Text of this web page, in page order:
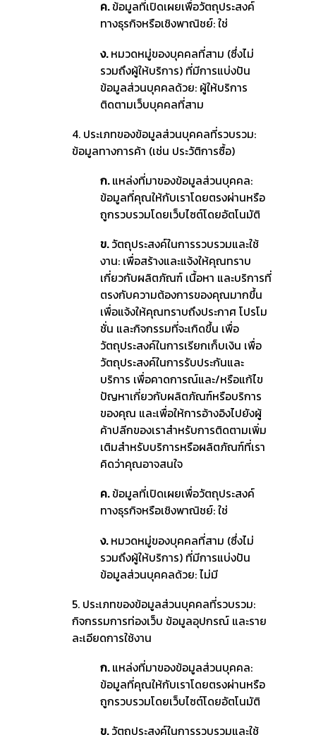
ค.ข้อมูลที่เปิดเผยเพื่อวัตถุประสงค์
ทางธุรกิจหรือเชิงพาณิชย์: ใช่
ง.หมวดหมู่ของบุคคลที่สาม (ซึ่งไม่
รวมถึงผู้ให้บริการ) ที่มีการแบ่งปัน
ข้อมูลส่วนบุคคลด้วย: ผู้ให้บริการ
ติดตามเว็บบุคคลที่สาม
4. ประเภทของข้อมูลส่วนบุคคลที่รวบรวม:
ข้อมูลทางการค้า (เช่น ประวัติการซื้อ)
ก.แหล่งที่มาของข้อมูลส่วนบุคคล:
ข้อมูลที่คุณให้กับเราโดยตรงผ่านหรือ
ถูกรวบรวมโดยเว็บไซต์โดยอัตโนมัติ
ข.วัตถุประสงค์ในการรวบรวมและใช้
งาน: เพื่อสร้างและแจ้งให้คุณทราบ
เกี่ยวกับผลิตภัณฑ์ เนื้อหา และบริการที่
ตรงกับความต้องการของคุณมากขึ้น
เพื่อแจ้งให้คุณทราบถึงประกาศ โปรโม
ชั่น และกิจกรรมที่จะเกิดขึ้น เพื่อ
วัตถุประสงค์ในการเรียกเก็บเงิน เพื่อ
วัตถุประสงค์ในการรับประกันและ
บริการ เพื่อคาดการณ์และ/หรือแก้ไข
ปัญหาเกี่ยวกับผลิตภัณฑ์หรือบริการ
ของคุณ และเพื่อให้การอ้างอิงไปยังผู้
ค้าปลีกของเราสำหรับการติดตามเพิ่ม
เติมสำหรับบริการหรือผลิตภัณฑ์ที่เรา
คิดว่าคุณอาจสนใจ
ค.ข้อมูลที่เปิดเผยเพื่อวัตถุประสงค์
ทางธุรกิจหรือเชิงพาณิชย์: ใช่
ง.หมวดหมู่ของบุคคลที่สาม (ซึ่งไม่
รวมถึงผู้ให้บริการ) ที่มีการแบ่งปัน
ข้อมูลส่วนบุคคลด้วย: ไม่มี
5. ประเภทของข้อมูลส่วนบุคคลที่รวบรวม:
กิจกรรมการท่องเว็บ ข้อมูลอุปกรณ์ และราย
ละเอียดการใช้งาน
ก.แหล่งที่มาของข้อมูลส่วนบุคคล:
ข้อมูลที่คุณให้กับเราโดยตรงผ่านหรือ
ถูกรวบรวมโดยเว็บไซต์โดยอัตโนมัติ
ข.วัตถุประสงค์ในการรวบรวมและใช้